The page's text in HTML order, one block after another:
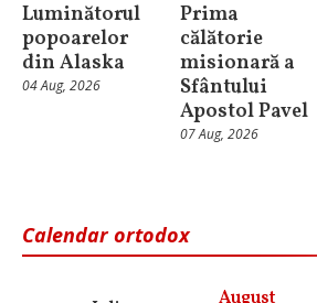
Luminătorul
popoarelor
din Alaska
04 Aug, 2026
Prima
călătorie
misionară a
Sfântului
Apostol Pavel
07 Aug, 2026
Calendar ortodox